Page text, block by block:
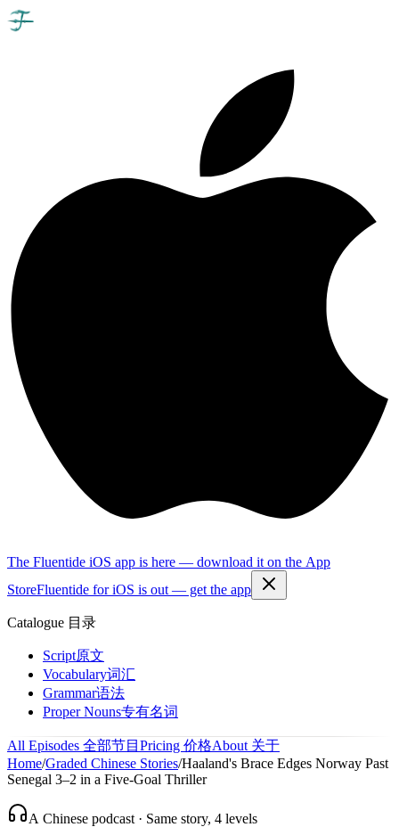
The Fluentide iOS app is here — download it on the App
StoreFluentide for iOS is out — get the app
Catalogue 目录
Script原文
Vocabulary词汇
Grammar语法
Proper Nouns专有名词
All Episodes 全部节目 Pricing 价格About 关于
Home/Graded Chinese Stories/Haaland's Brace Edges Norway Past
Senegal 3–2 in a Five-Goal Thriller
A Chinese podcast · Same story, 4 levels